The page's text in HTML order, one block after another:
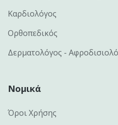
Καρδιολόγος
Ορθοπεδικός
Δερματολόγος -
Νομικά
Όροι Χρήσης